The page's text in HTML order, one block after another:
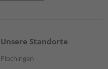
Unsere Standorte
Plochingen